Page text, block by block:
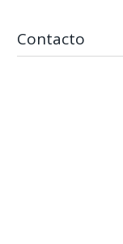
Contacto